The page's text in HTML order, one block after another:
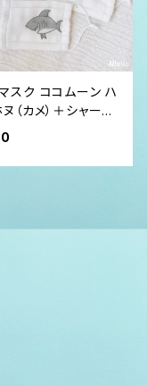
スク ココムーン ハ
（カメ）＋シャーク